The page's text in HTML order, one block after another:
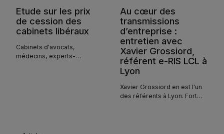
Etude sur les prix
de cession des
cabinets libéraux
Cabinets d'avocats,
médecins, experts-
Au cœur des
transmissions
d’entreprise :
entretien avec
Xavier Grossiord,
référent e-RIS LCL à
Lyon
Xavier Grossiord en est l'un
des référents à Lyon. Fort